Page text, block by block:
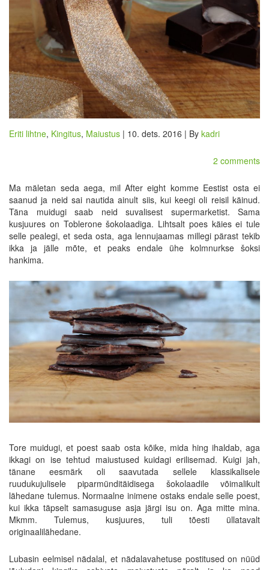
Eriti lihtne, Kingitus, Maiustus | 10. dets. 2016 | By kadri
2 comments
Ma mäletan seda aega, mil After eight komme Eestist osta ei
saanud ja neid sai nautida ainult siis, kui keegi oli reisil käinud.
Täna muidugi saab neid suvalisest supermarketist. Sama
kusjuures on Toblerone šokolaadiga. Lihtsalt poes käies ei tule
selle pealegi, et seda osta, aga lennujaamas millegi pärast tekib
ikka ja jälle mõte, et peaks endale ühe kolmnurkse šoksi
hankima.
Tore muidugi, et poest saab osta kõike, mida hing ihaldab, aga
ikkagi on ise tehtud maiustused kuidagi erilisemad. Kuigi jah,
tänane eesmärk oli saavutada sellele klassikalisele
ruudukujulisele piparmünditäidisega šokolaadile võimalikult
lähedane tulemus. Normaalne inimene ostaks endale selle poest,
kui ikka täpselt samasuguse asja järgi isu on. Aga mitte mina.
Mkmm. Tulemus, kusjuures, tuli tõesti üllatavalt
originaalilähedane.
Lubasin eelmisel nädalal, et nädalavahetuse postitused on nüüd